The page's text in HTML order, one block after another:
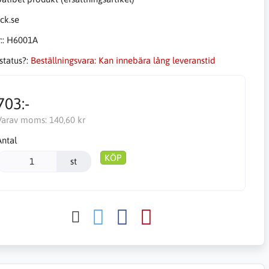
H6001A
Beställningsvara: Kan innebära lång leveranstid
moms: 140,60 kr
st KÖP